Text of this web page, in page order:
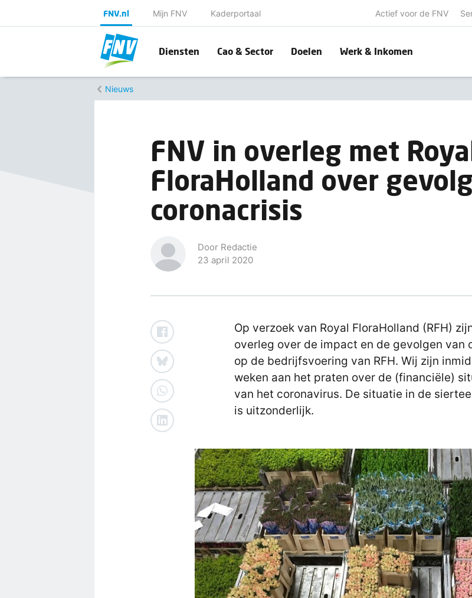
FNV.nl Mijn FNV Kaderportaal Actief voor de FNV
Diensten Cao & Sector Doelen Werk & Inkomen
Nieuws
FNV in overleg met
FloraHolland over
coronacrisis
Door Redactie
23 april 2020
Op verzoek van Royal FloraHolland (RFH)
overleg over de impact en de gevolgen van
op de bedrijfsvoering van RFH. Wij zijn
weken aan het praten over de (financiële)
van het coronavirus. De situatie in de
is uitzonderlijk.